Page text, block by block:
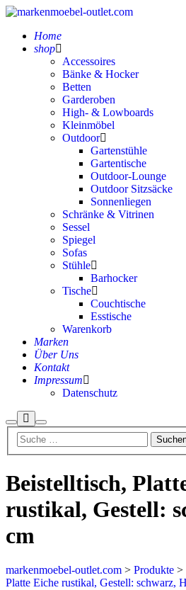
Home
shop
Accessoires
Bänke & Hocker
Betten
Garderoben
High- & Lowboards
Kleinmöbel
Outdoor
Gartenstühle
Gartentische
Outdoor-Lounge
Outdoor Sitzsäcke
Sonnenliegen
Schränke & Vitrinen
Sessel
Spiegel
Sofas
Stühle
Barhocker
Tische
Couchtische
Esstische
Warenkorb
Marken
Über Uns
Kontakt
Impressum
Datenschutz
Suchen
Mehr
InfoHauptmenü
Beistelltisch,
rustikal, Gestell:
cm
markenmoebel-outlet.com > Produkte >
Platte Eiche rustikal, Gestell: schwarz,